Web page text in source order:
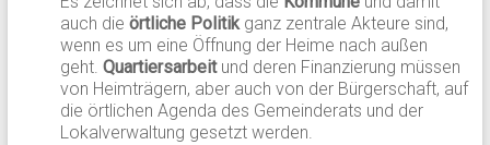
auch die örtliche Politikganz zentrale Akteure sind,
wenn es um eine Öffnung der Heime nach außen
geht. Quartiersarbeitund deren Finanzierung müssen
von Heimträgern, aber auch von der Bürgerschaft, auf
die örtlichen Agenda des Gemeinderats und der
Lokalverwaltung gesetzt werden.